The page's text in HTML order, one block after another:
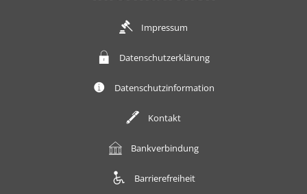
Impressum
Datenschutzerklärung
Datenschutzinformation
Kontakt
Bankverbindung
Barrierefreiheit